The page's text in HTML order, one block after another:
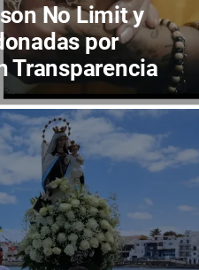
No Limit y
por
Transparencia